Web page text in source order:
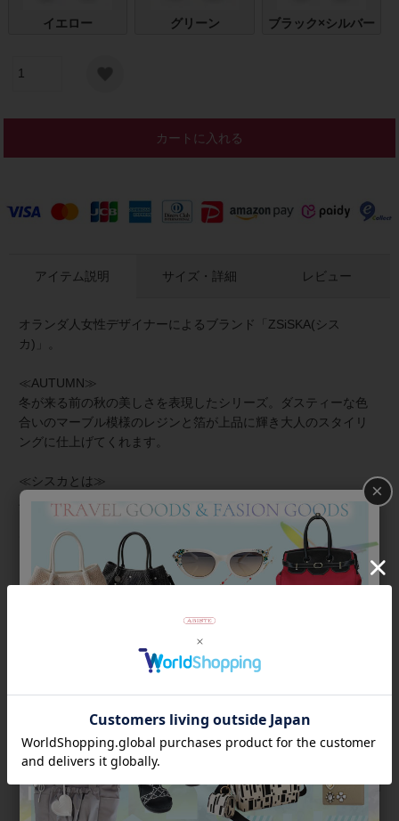
イエロー グリーン ブラック×シルバー
カートに入れる
アイテム説明
オランダ人女性デザイナーによるブランド「ZSiSKA(シス
カ)」。
≪AUTUMN≫
冬が来る前の秋の美しさを表現したシリーズ。ダスティーな色
合いのマーブル模様のレジンと箔が上品に輝き大人のスタイリ
ングに仕上げてくれます。
≪シスカとは≫
上質な樹脂、ポリエステルレジンの特性を活かし、ガラスのよ
うな質感を再現しつつも、軽くてつけやすいことで人気を博し
ています。
サイズ・詳細 レビュー
返品について
×